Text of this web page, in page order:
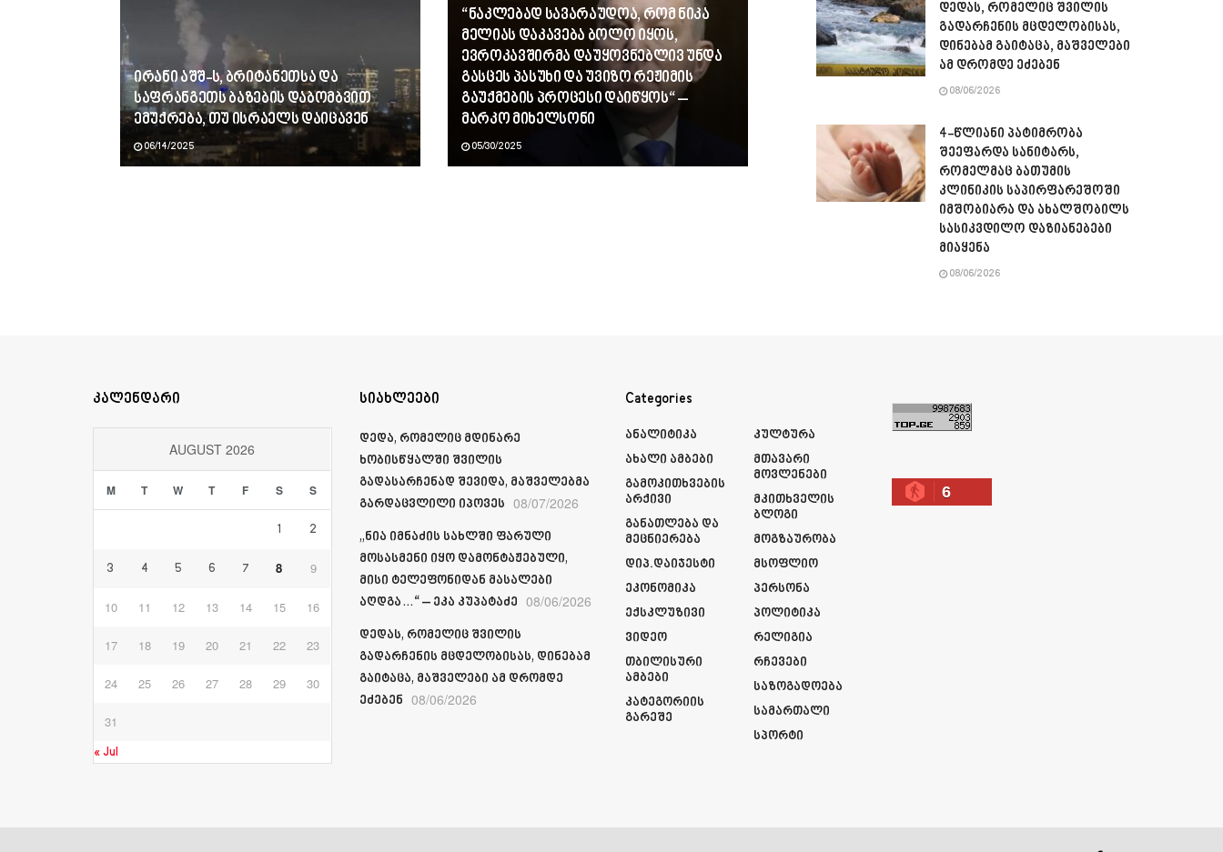
ირანი აშშ-ს, ბრიტანეთსა და
საფრანგეთს ბაზების დაბომბვით
ემუქრება, თუ ისრაელს დაიცავენ
06/14/2025
“ნაკლებად სავარაუდოა, რომ ნიკა
მელიას დაკავება ბოლო იყოს,
ევროკავშირმა დაუყოვნებლივ უნდა
გასცეს პასუხი და უვიზო რეჟიმის
გაუქმების პროცესი დაიწყოს“ –
მარკო მიხელსონი
05/30/2025
დედას, რომელიც შვილის
გადარჩენის მცდელობისას,
დინებამ გაიტაცა, მაშველები
ამ დრომდე ეძებენ
08/06/2026
4-წლიანი პატიმრობა
შეეფარდა სანიტარს,
რომელმაც ბათუმის
კლინიკის საპირფარეშოში
იმშობიარა და ახალშობილს
სასიკვდილო დაზიანებები
მიაყენა
08/06/2026
კალენდარი
AUGUST 2026
M T W T F S S
1 2
3 4 5 6 7 8 9
10 11 12 13 14 15 16
17 18 19 20 21 22 23
24 25 26 27 28 29 30
31
« Jul
სიახლეები
დედა, რომელიც მდინარე
ხობისწყალში შვილის
გადასარჩენად შევიდა, მაშველებმა
გარდაცვლილი იპოვეს 08/07/2026
„ნია იმნაძის სახლში ფარული
მოსასმენი იყო დამონტაჟებული,
მისი ტელეფონიდან მასალები
აღდგა…“ – ეკა კუპატაძე 08/06/2026
დედას, რომელიც შვილის
გადარჩენის მცდელობისას, დინებამ
გაიტაცა, მაშველები ამ დრომდე
ეძებენ 08/06/2026
Categories
Ანალიტიკა
Ახალი Ამბები
Გამოკითხვების
Არქივი
Განათლება Და
Მეცნიერება
Დიპ.დაიჯესტი
Ეკონომიკა
Ექსკლუზივი
Ვიდეო
Თბილისური
Ამბები
Კატეგორიის
Გარეშე
Კულტურა
Მთავარი
Მოვლენები
Მკითხველის
Ბლოგი
Მოგზაურობა
Მსოფლიო
Პერსონა
Პოლიტიკა
Რელიგია
Რჩევები
Საზოგადოება
Სამართალი
Სპორტი
6